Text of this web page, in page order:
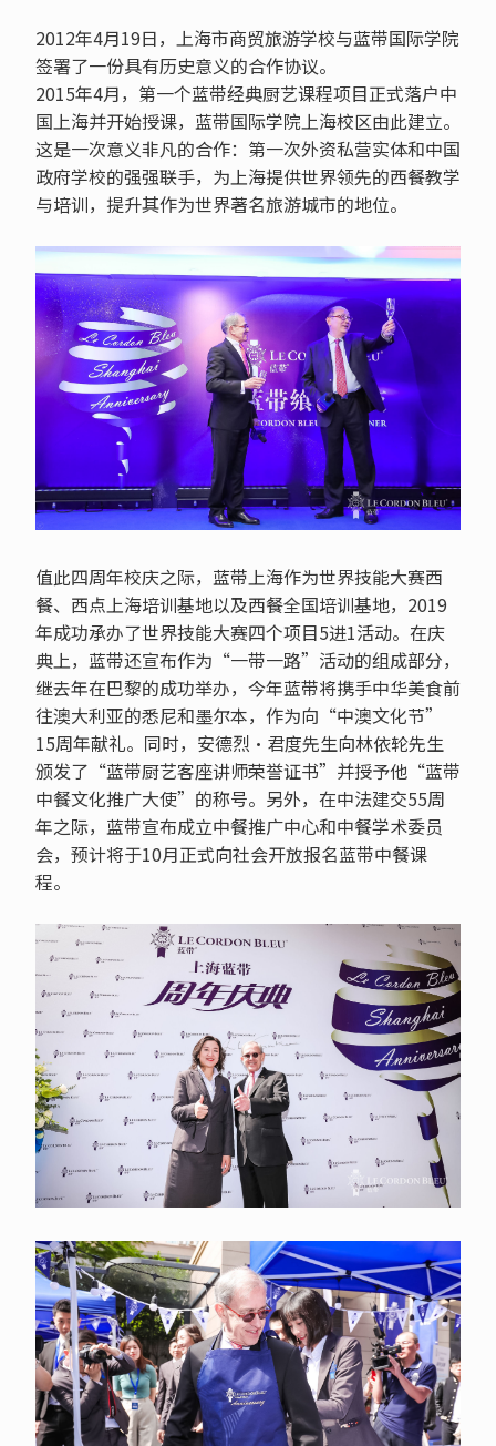
2012年4月19日，上海市商贸旅游学校与蓝带国际学院
签署了一份具有历史意义的合作协议。
2015年4月，第一个蓝带经典厨艺课程项目正式落户中
国上海并开始授课，蓝带国际学院上海校区由此建立。
这是一次意义非凡的合作：第一次外资私营实体和中国
政府学校的强强联手，为上海提供世界领先的西餐教学
与培训，提升其作为世界著名旅游城市的地位。
值此四周年校庆之际，蓝带上海作为世界技能大赛西
餐、西点上海培训基地以及西餐全国培训基地，2019
年成功承办了世界技能大赛四个项目5进1活动。在庆
典上，蓝带还宣布作为“一带一路”活动的组成部分，
继去年在巴黎的成功举办，今年蓝带将携手中华美食前
往澳大利亚的悉尼和墨尔本，作为向“中澳文化节”
15周年献礼。同时，安德烈·君度先生向林依轮先生
颁发了“蓝带厨艺客座讲师荣誉证书”并授予他“蓝带
中餐文化推广大使”的称号。另外，在中法建交55周
年之际，蓝带宣布成立中餐推广中心和中餐学术委员
会，预计将于10月正式向社会开放报名蓝带中餐课
程。